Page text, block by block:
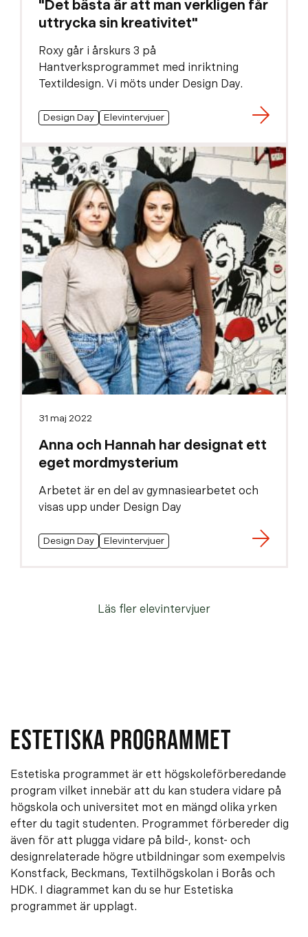
"Det bästa är att man verkligen får
uttrycka sin kreativitet"
Roxy går i årskurs 3 på
Hantverksprogrammet med inriktning
Textildesign. Vi möts under Design Day.
Design Day Elevintervjuer
31 maj 2022
Anna och Hannah har designat ett
eget mordmysterium
Arbetet är en del av gymnasiearbetet och
visas upp under Design Day
Design Day Elevintervjuer
Läs fler elevintervjuer
ESTETISKA PROGRAMMET
Estetiska programmet är ett högskoleförberedande
program vilket innebär att du kan studera vidare på
högskola och universitet mot en mängd olika yrken
efter du tagit studenten. Programmet förbereder dig
även för att plugga vidare på bild-, konst- och
designrelaterade högre utbildningar som exempelvis
Konstfack, Beckmans, Textilhögskolan i Borås och
HDK. I diagrammet kan du se hur Estetiska
programmet är upplagt.